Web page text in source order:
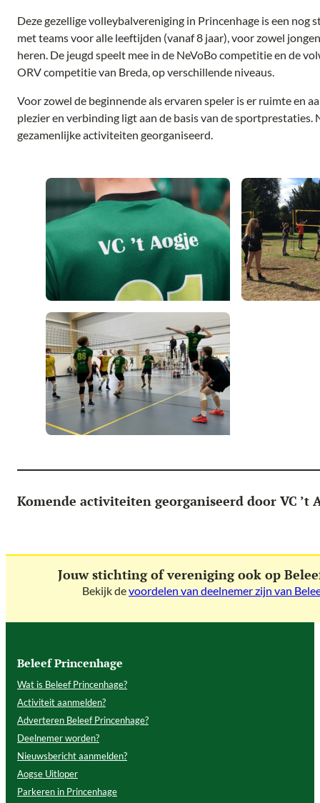
Deze gezellige volleybalvereniging in Princenhage is een nog
met teams voor alle leeftijden (vanaf 8 jaar), voor zowel
heren. De jeugd speelt mee in de NeVoBo competitie en de
ORV competitie van Breda, op verschillende niveaus.
Voor zowel de beginnende als ervaren speler is er ruimte en
plezier en verbinding ligt aan de basis van de sportprestaties.
gezamenlijke activiteiten georganiseerd.
Komende activiteiten georganiseerd door VC ’t
Jouw stichting of vereniging ook op
Bekijk devoordelen van deelnemer zijn van
Beleef Princenhage
Wat is Beleef Princenhage?
Activiteit aanmelden?
Adverteren Beleef Princenhage?
Deelnemer worden?
Nieuwsbericht aanmelden?
Aogse Uitloper
Parkeren in Princenhage